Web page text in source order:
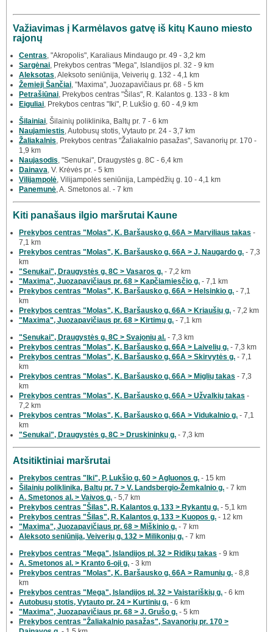
Važiavimas į Karmėlavos gatvę iš kitų Kauno miesto
rajonų
Centras , "Akropolis", Karaliaus Mindaugo pr. 49 - 3,2 km
Sargėnai , Prekybos centras "Mega", Islandijos pl. 32 - 9 km
Aleksotas , Aleksoto seniūnija, Veiverių g. 132 - 4,1 km
Žemieji Šančiai , "Maxima", Juozapavičiaus pr. 68 - 5 km
Petrašiūnai , Prekybos centras "Šilas", R. Kalantos g. 133 - 8 km
Eiguliai , Prekybos centras "Iki", P. Lukšio g. 60 - 4,9 km
Šilainiai , Šilainių poliklinika, Baltų pr. 7 - 6 km
Naujamiestis , Autobusų stotis, Vytauto pr. 24 - 3,7 km
Žaliakalnis , Prekybos centras "Žaliakalnio pasažas", Savanorių pr. 170 -
1,9 km
Naujasodis , "Senukai", Draugystės g. 8C - 6,4 km
Dainava , V. Krėvės pr. - 5 km
Vilijampolė , Vilijampolės seniūnija, Lampėdžių g. 10 - 4,1 km
Panemunė , A. Smetonos al. - 7 km
Kiti panašaus ilgio maršrutai Kaune
Prekybos centras "Molas", K. Baršausko g. 66A > Marviliaus takas -
7,1 km
Prekybos centras "Molas", K. Baršausko g. 66A > J. Naugardo g. - 7,3
km
"Senukai", Draugystės g. 8C > Vasaros g. - 7,2 km
"Maxima", Juozapavičiaus pr. 68 > Kapčiamiesčio g. - 7,1 km
Prekybos centras "Molas", K. Baršausko g. 66A > Helsinkio g. - 7,1
km
Prekybos centras "Molas", K. Baršausko g. 66A > Kriaušių g. - 7,2 km
"Maxima", Juozapavičiaus pr. 68 > Kirtimų g. - 7,1 km
"Senukai", Draugystės g. 8C > Svajonių al. - 7,3 km
Prekybos centras "Molas", K. Baršausko g. 66A > Laivelių g. - 7,3 km
Prekybos centras "Molas", K. Baršausko g. 66A > Skirvytės g. - 7,1
km
Prekybos centras "Molas", K. Baršausko g. 66A > Miglių takas - 7,3
km
Prekybos centras "Molas", K. Baršausko g. 66A > Užvalkių takas -
7,2 km
Prekybos centras "Molas", K. Baršausko g. 66A > Vidukalnio g. - 7,1
km
"Senukai", Draugystės g. 8C > Druskininkų g. - 7,3 km
Atsitiktiniai maršrutai
Prekybos centras "Iki", P. Lukšio g. 60 > Agluonos g. - 15 km
Šilainių poliklinika, Baltų pr. 7 > V. Landsbergio-Žemkalnio g. - 7 km
A. Smetonos al. > Vaivos g. - 5,7 km
Prekybos centras "Šilas", R. Kalantos g. 133 > Rykantų g. - 5,1 km
Prekybos centras "Šilas", R. Kalantos g. 133 > Kuopos g. - 12 km
"Maxima", Juozapavičiaus pr. 68 > Miškinio g. - 7 km
Aleksoto seniūnija, Veiverių g. 132 > Milikonių g. - 7 km
Prekybos centras "Mega", Islandijos pl. 32 > Ridikų takas - 9 km
A. Smetonos al. > Kranto 6-oji g. - 3 km
Prekybos centras "Molas", K. Baršausko g. 66A > Ramunių g. - 8,8
km
Prekybos centras "Mega", Islandijos pl. 32 > Vaistariškių g. - 6 km
Autobusų stotis, Vytauto pr. 24 > Kurtinių g. - 6 km
"Maxima", Juozapavičiaus pr. 68 > J. Grušo g. - 5 km
Prekybos centras "Žaliakalnio pasažas", Savanorių pr. 170 >